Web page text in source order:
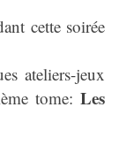
cette soirée
ateliers-jeux
tome: Les